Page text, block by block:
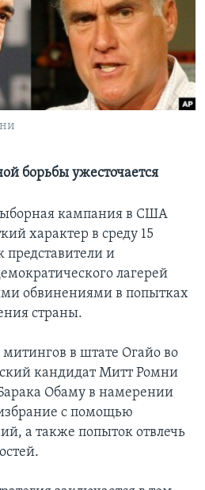
борьбы ужесточается
кампания в США
характер в среду 15
представители и
лагерей
обвинениями в попытках
страны.
в штате Огайо во
кандидат Митт Ромни
Обаму в намерении
с помощью
а также попыток отвлечь